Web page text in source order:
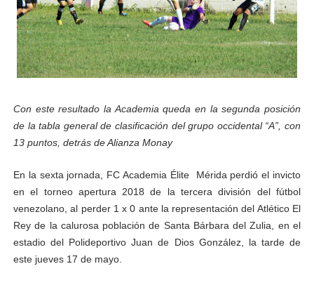
Fortalecen formación académica de médicos en
Fortaleciendo la economía comunal en El Vigía con
Fundecem inició con éxito el taller vacacional de
El Lactario del Iahula celebra la Semana Mundial de la
Plan Vacacional "Venezuela Ríe 2026" brinda
Iniciación al yoga reúne a diversos clubes deportivos
Mincomunas impulsa el autogobierno en Mérida con
Con este resultado la Academia queda en la segunda posición
de la tabla general de clasificación del grupo occidental “A”, con
13 puntos, detrás de Alianza Monay
En la sexta jornada, FC Academia Élite Mérida perdió el invicto
en el torneo apertura 2018 de la tercera división del fútbol
venezolano, al perder 1 x 0 ante la representación del Atlético El
Rey de la calurosa población de Santa Bárbara del Zulia, en el
estadio del Polideportivo Juan de Dios González, la tarde de
este jueves 17 de mayo.